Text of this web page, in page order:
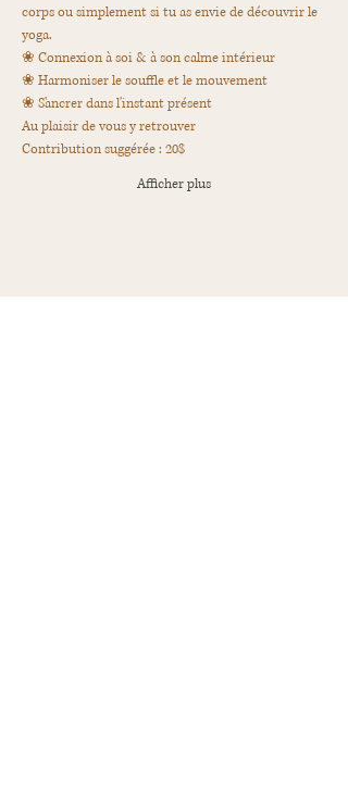
corps ou simplement si tu as envie de découvrir le
yoga.
❀ Connexion à soi & à son calme intérieur
❀ Harmoniser le souffle et le mouvement
❀ S'ancrer dans l'instant présent
Au plaisir de vous y retrouver
Contribution suggérée : 20$
Afficher plus